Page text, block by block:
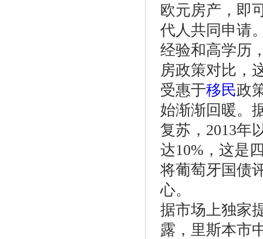
欧元房产，即
代人共同申请
经验和高学历
房政策对比，
受惠于移民政
始渐渐回暖。
复苏，2013年
达10%，这是
将葡萄牙国债
心。
据市场上独家
露，里斯本市